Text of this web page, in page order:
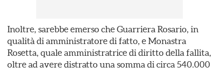
Inoltre, sarebbe emerso che Guarriera Rosario, in
qualità di amministratore di fatto, e Monastra
Rosetta, quale amministratrice di diritto della fallita,
oltre ad avere distratto una somma di circa 540.000